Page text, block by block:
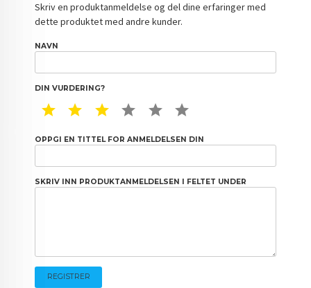
Skriv en produktanmeldelse og del dine erfaringer med
dette produktet med andre kunder.
NAVN
DIN VURDERING?
1 STAR2 STAR3 STAR4 STAR5 STAR
OPPGI EN TITTEL FOR ANMELDELSEN DIN
SKRIV INN PRODUKTANMELDELSEN I FELTET UNDER